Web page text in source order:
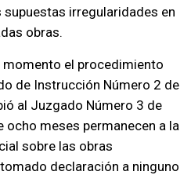
irregularidades en
obras.
momento el procedimiento
de Instrucción Número 2 de
al Juzgado Número 3 de
ocho meses permanecen a la
sobre las obras
declaración a ninguno